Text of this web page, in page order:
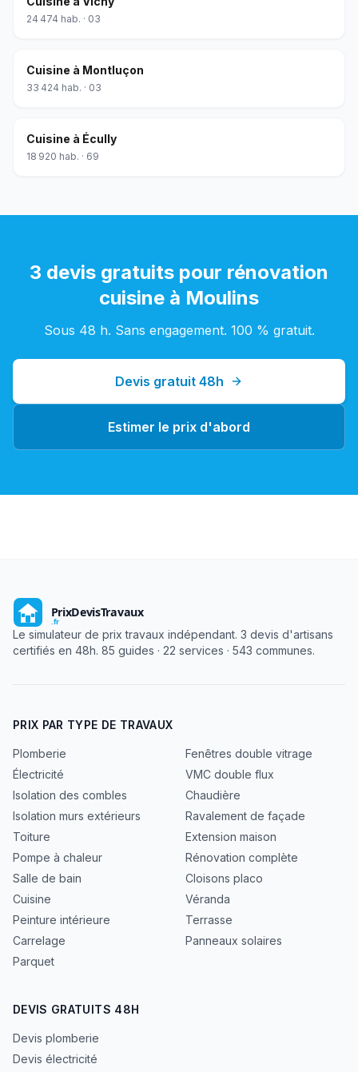
24 474 hab. · 03
Cuisine à Montluçon
33 424 hab. · 03
Cuisine à Écully
18 920 hab. · 69
3 devis gratuits pour rénovation
cuisine à Moulins
Sous 48 h. Sans engagement. 100 % gratuit.
Devis gratuit 48h
Estimer le prix d'abord
Le simulateur de prix travaux indépendant. 3 devis d'artisans
certifiés en 48h. 85 guides · 22 services · 543 communes.
PRIX PAR TYPE DE TRAVAUX
Plomberie
Électricité
Isolation des combles
Isolation murs extérieurs
Toiture
Pompe à chaleur
Salle de bain
Cuisine
Peinture intérieure
Carrelage
Parquet
Fenêtres double vitrage
VMC double flux
Chaudière
Ravalement de façade
Extension maison
Rénovation complète
Cloisons placo
Véranda
Terrasse
Panneaux solaires
DEVIS GRATUITS 48H
Devis plomberie
Devis électricité